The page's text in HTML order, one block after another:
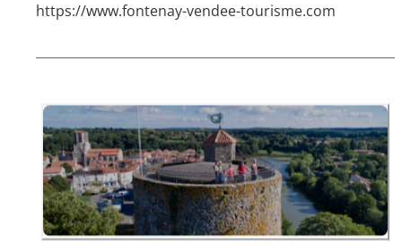
https://www.fontenay-vendee-tourisme.com